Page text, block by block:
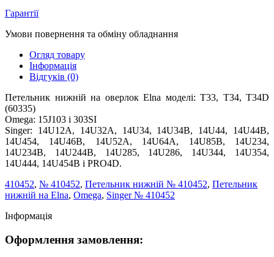
Гарантії
Умови повернення та обміну обладнання
Огляд товару
Інформація
Відгуків (0)
Петельник нижній на оверлок Elna моделі: T33, T34, T34D
(60335)
Omega: 15J103 і 303SI
Singer: 14U12A, 14U32A, 14U34, 14U34B, 14U44, 14U44B,
14U454, 14U46B, 14U52A, 14U64A, 14U85B, 14U234,
14U234B, 14U244B, 14U285, 14U286, 14U344, 14U354,
14U444, 14U454B і PRO4D.
410452, № 410452, Петельник нижній № 410452, Петельник
нижній на Elna, Omega, Singer № 410452
Інформація
Оформлення замовлення: